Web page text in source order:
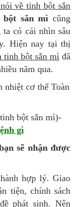
về tinh bột sắn
bột sắn mì cũng
có cái nhìn sâu
Hiện nay tại thị
tinh bột sắn mì đã
năm qua.
bột sắn mì)-
gì
sẽ nhận được
hợp lý. Giao
tiện, chính sách
phát sinh. Nên